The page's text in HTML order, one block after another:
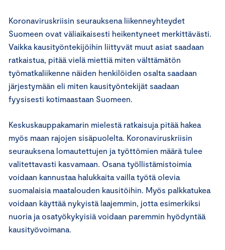
Koronaviruskriisin seurauksena liikenneyhteydet
Suomeen ovat väliaikaisesti heikentyneet merkittävästi.
Vaikka kausityöntekijöihin liittyvät muut asiat saadaan
ratkaistua, pitää vielä miettiä miten välttämätön
työmatkaliikenne näiden henkilöiden osalta saadaan
järjestymään eli miten kausityöntekijät saadaan
fyysisesti kotimaastaan Suomeen.
Keskuskauppakamarin mielestä ratkaisuja pitää hakea
myös maan rajojen sisäpuolelta. Koronaviruskriisin
seurauksena lomautettujen ja työttömien määrä tulee
valitettavasti kasvamaan. Osana työllistämistoimia
voidaan kannustaa halukkaita vailla työtä olevia
suomalaisia maatalouden kausitöihin. Myös palkkatukea
voidaan käyttää nykyistä laajemmin, jotta esimerkiksi
nuoria ja osatyökykyisiä voidaan paremmin hyödyntää
kausityövoimana.